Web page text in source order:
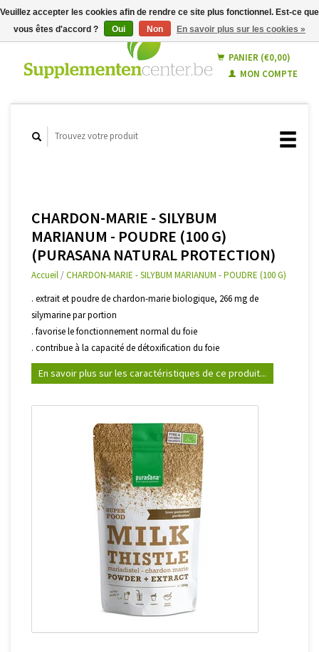
Français
PANIER (€0,00)
MON COMPTE
CHARDON-MARIE - SILYBUM
MARIANUM - POUDRE (100 G)
(PURASANA NATURAL PROTECTION)
Accueil /CHARDON-MARIE - SILYBUM MARIANUM - POUDRE (100 G)
. extrait et poudre de chardon-marie biologique, 266 mg de
silymarine par portion
. favorise le fonctionnement normal du foie
. contribue à la capacité de détoxification du foie
En savoir plus sur les caractéristiques de ce produit...
Veuillez accepter les cookies afin de rendre ce site plus fonctionnel. Est-ce que
vous êtes d'accord ?
Oui Non En savoir plus sur les cookies »